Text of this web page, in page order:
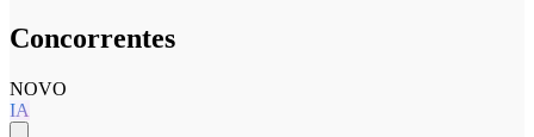
Concorrentes
NOVO
IA